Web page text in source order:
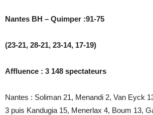
Nantes BH – Quimper :91-75
(23-21, 28-21, 23-14, 17-19)
Affluence : 3 148 spectateurs
Nantes : Soliman 21, Menandi 2, Van Eyck
3 puis Kandugia 15, Menerlax 4, Boum 13,